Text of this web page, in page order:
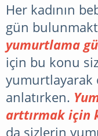
Her kadının
gün
yumurtlama
için bu konu
yumurtlayarak
anlatırken.
arttırmak için
da sizlerin